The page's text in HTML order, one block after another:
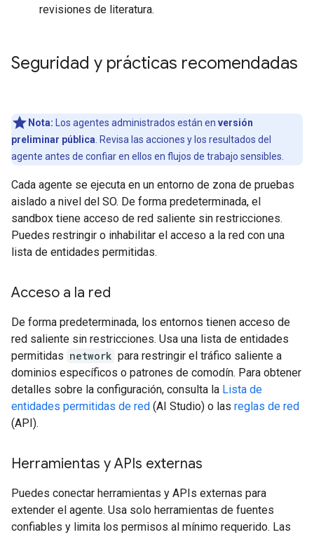
revisiones de literatura.
Seguridad y prácticas recomendadas
Nota: Los agentes administrados están en versión
preliminar pública . Revisa las acciones y los resultados del
agente antes de confiar en ellos en flujos de trabajo sensibles.
Cada agente se ejecuta en un entorno de zona de pruebas
aislado a nivel del SO. De forma predeterminada, el
sandbox tiene acceso de red saliente sin restricciones.
Puedes restringir o inhabilitar el acceso a la red con una
lista de entidades permitidas.
Acceso a la red
De forma predeterminada, los entornos tienen acceso de
red saliente sin restricciones. Usa una lista de entidades
permitidas network para restringir el tráfico saliente a
dominios específicos o patrones de comodín. Para obtener
detalles sobre la configuración, consulta la Lista de
entidades permitidas de red (AI Studio) o las reglas de red
(API).
Herramientas y APIs externas
Puedes conectar herramientas y APIs externas para
extender el agente. Usa solo herramientas de fuentes
confiables y limita los permisos al mínimo requerido. Las